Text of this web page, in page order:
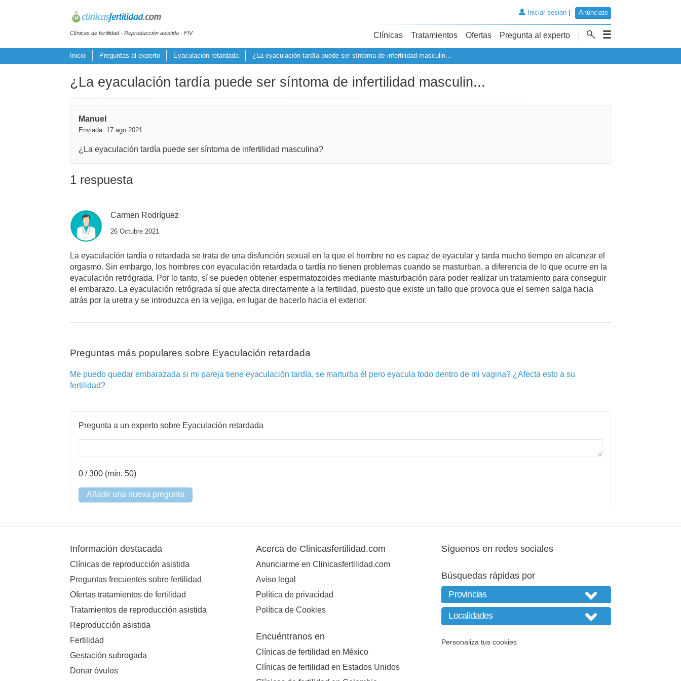
Clínicas de fertilidad - Reproducción asistida - FIV
Iniciar sesión| Anúnciate
Clínicas Tratamientos Ofertas Pregunta al experto
Inicio Preguntas al experto Eyaculación retardada ¿La eyaculación tardía puede ser síntoma de infertilidad masculin...
¿La eyaculación tardía puede ser síntoma de infertilidad masculin...
Manuel
Enviada: 17 ago 2021
¿La eyaculación tardía puede ser síntoma de infertilidad masculina?
1 respuesta
Carmen Rodríguez
26 Octubre 2021
La eyaculación tardía o retardada se trata de una disfunción sexual en la que el hombre no es capaz de eyacular y tarda mucho tiempo en alcanzar el
orgasmo. Sin embargo, los hombres con eyaculación retardada o tardía no tienen problemas cuando se masturban, a diferencia de lo que ocurre en la
eyaculación retrógrada. Por lo tanto, sí se pueden obtener espermatozoides mediante masturbación para poder realizar un tratamiento para conseguir
el embarazo. La eyaculación retrógrada sí que afecta directamente a la fertilidad, puesto que existe un fallo que provoca que el semen salga hacia
atrás por la uretra y se introduzca en la vejiga, en lugar de hacerlo hacia el exterior.
Preguntas más populares sobre Eyaculación retardada
Me puedo quedar embarazada si mi pareja tiene eyaculación tardía, se marturba él pero eyacula todo dentro de mi vagina? ¿Afecta esto a su
fertilidad?
Pregunta a un experto sobre Eyaculación retardada
0 / 300 (mín. 50)
Añadir una nueva pregunta
Información destacada
Clínicas de reproducción asistida
Preguntas frecuentes sobre fertilidad
Ofertas tratamientos de fertilidad
Tratamientos de reproducción asistida
Reproducción asistida
Fertilidad
Gestación subrogada
Donar óvulos
Acerca de Clinicasfertilidad.com
Anunciarme en Clinicasfertilidad.com
Aviso legal
Política de privacidad
Política de Cookies
Encuéntranos en
Clínicas de fertilidad en México
Clínicas de fertilidad en Estados Unidos
Síguenos en redes sociales
Búsquedas rápidas por
Personaliza tus cookies